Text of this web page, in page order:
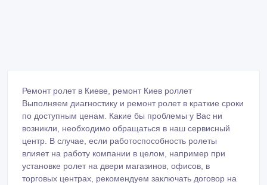
Ремонт ролет в Киеве, ремонт Киев роллет
Выполняем диагностику и ремонт ролет в краткие сроки
по доступным ценам. Какие бы проблемы у Вас ни
возникли, необходимо обращаться в наш сервисный
центр. В случае, если работоспособность ролеты
влияет на работу компании в целом, например при
установке ролет на двери магазинов, офисов, в
торговых центрах, рекомендуем заключать договор на